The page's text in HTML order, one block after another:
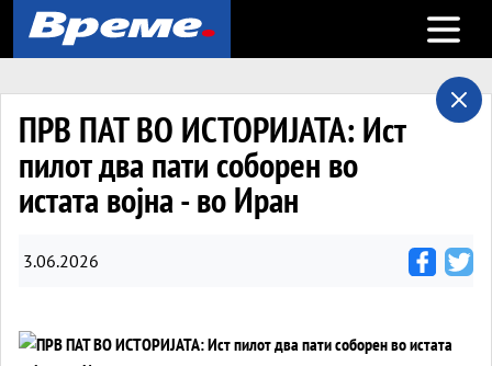
Open
ПРВ ПАТ ВО ИСТОРИЈАТА: Ист
пилот два пати соборен во
истата војна - во Иран
3.06.2026